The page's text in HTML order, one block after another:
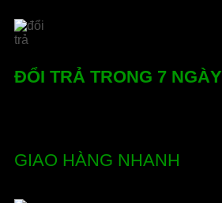
ĐỔI TRẢ TRONG 7 NGÀY
GIAO HÀNG NHANH